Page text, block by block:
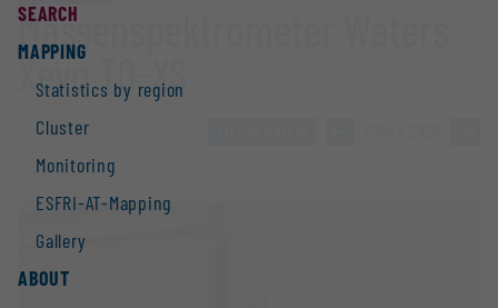
SEARCH
MAPPING
Statistics by region
Cluster
Monitoring
ESFRI-AT-Mapping
Gallery
ABOUT
Massenspektrometer Waters
Xevo TQ-XS